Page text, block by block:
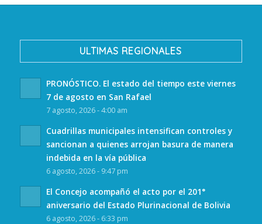
ULTIMAS REGIONALES
PRONÓSTICO. El estado del tiempo este viernes
7 de agosto en San Rafael
7 agosto, 2026 - 4:00 am
Cuadrillas municipales intensifican controles y
sancionan a quienes arrojan basura de manera
indebida en la vía pública
6 agosto, 2026 - 9:47 pm
El Concejo acompañó el acto por el 201°
aniversario del Estado Plurinacional de Bolivia
6 agosto, 2026 - 6:33 pm